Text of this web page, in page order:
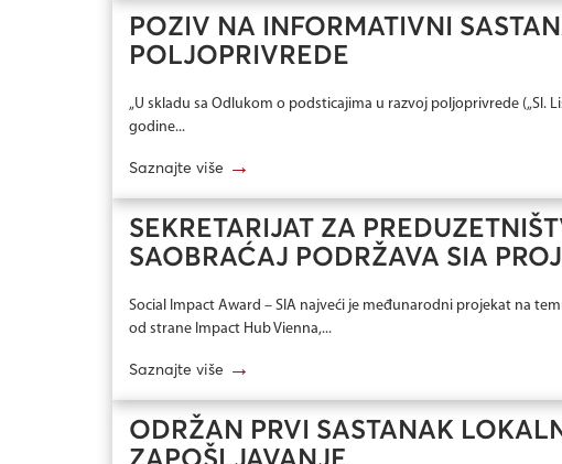
POZIV NA INFORMATIVNI
POLJOPRIVREDE
„U skladu sa Odlukom o podsticajima u razvoj poljoprivrede („Sl.
godine...
Saznajte više →
SEKRETARIJAT ZA
SAOBRAĆAJ PODRŽAVA SIA
Social Impact Award – SIA najveći je međunarodni projekat na
od strane Impact Hub Vienna,...
Saznajte više →
ODRŽAN PRVI SASTANAK